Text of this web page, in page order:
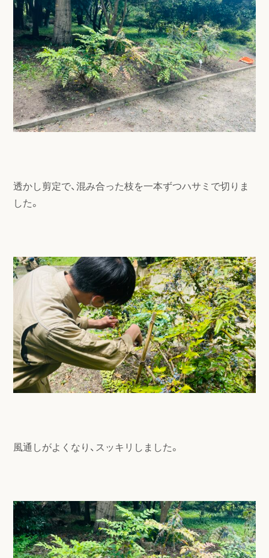
透かし剪定で、混み合った枝を一本ずつハサミで切りま
した。
風通しがよくなり、スッキリしました。